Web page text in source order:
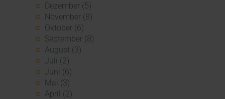
Dezember (5)
November (8)
Oktober (6)
September (8)
August (3)
Juli (2)
Juni (6)
Mai (3)
April (2)